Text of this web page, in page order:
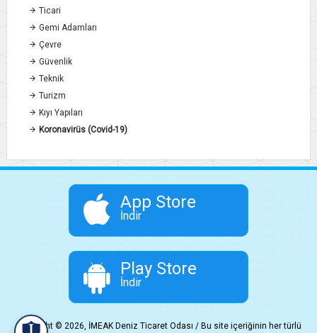
Ticari
Gemi Adamları
Çevre
Güvenlik
Teknik
Turizm
Kıyı Yapıları
Koronavirüs (Covid-19)
App Store
İndir
Play Store
İndir
Copyright © 2026, İMEAK Deniz Ticaret Odası / Bu site içeriğinin her türlü